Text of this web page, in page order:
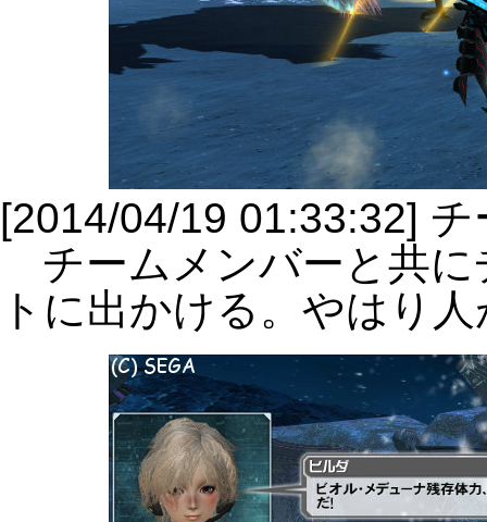
[2014/04/19 01:33:32]
チームメンバーと共に
トに出かける。やはり